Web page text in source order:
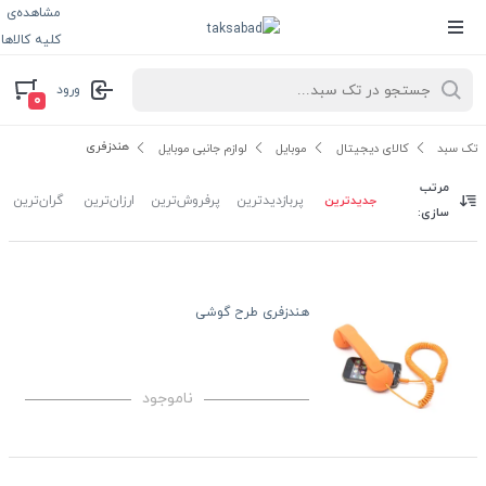
مشاهده‌ی
کلیه کالاها
ورود
۰
تک سبد کالای دیجیتال موبایل لوازم جانبی موبایل هندزفری
مرتب
سازی:
جدیدترین پربازدیدترین پرفروش‌ترین ارزان‌ترین گران‌ترین
هندزفری طرح گوشی
ناموجود